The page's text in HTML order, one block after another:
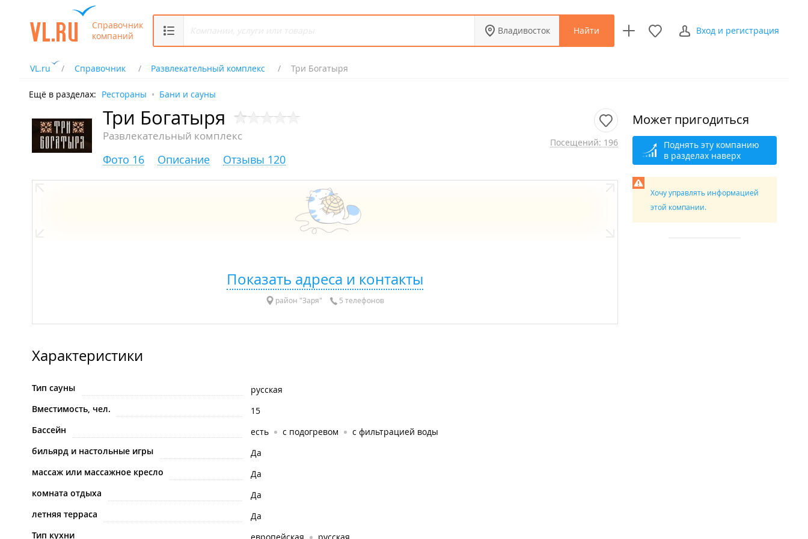
Справочник
компаний
Владивосток Найти Вход и регистрация
VL.ru Справочник Развлекательный комплекс Три Богатыря
Ещё в разделах: Рестораны Бани и сауны
Три Богатыря
Развлекательный комплекс Посещений: 196
Фото 16 Описание Отзывы 120
Показать адреса и контакты
район "Заря" 5 телефонов
Характеристики
Тип сауны
русская
Вместимость, чел.
15
Бассейн
есть с подогревом
с фильтрацией воды
бильярд и настольные игры
Да
массаж или массажное кресло
Да
комната отдыха
Да
летняя терраса
Да
Тип кухни
Может пригодиться
Поднять эту компанию
в разделах наверх
Хочу управлять информацией
этой компании.